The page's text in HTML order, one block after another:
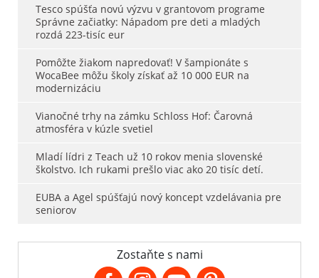
Tesco spúšťa novú výzvu v grantovom programe
Správne začiatky: Nápadom pre deti a mladých
rozdá 223-tisíc eur
Pomôžte žiakom napredovať! V šampionáte s
WocaBee môžu školy získať až 10 000 EUR na
modernizáciu
Vianočné trhy na zámku Schloss Hof: Čarovná
atmosféra v kúzle svetiel
Mladí lídri z Teach už 10 rokov menia slovenské
školstvo. Ich rukami prešlo viac ako 20 tisíc detí.
EUBA a Agel spúšťajú nový koncept vzdelávania pre
seniorov
Zostaňte s nami